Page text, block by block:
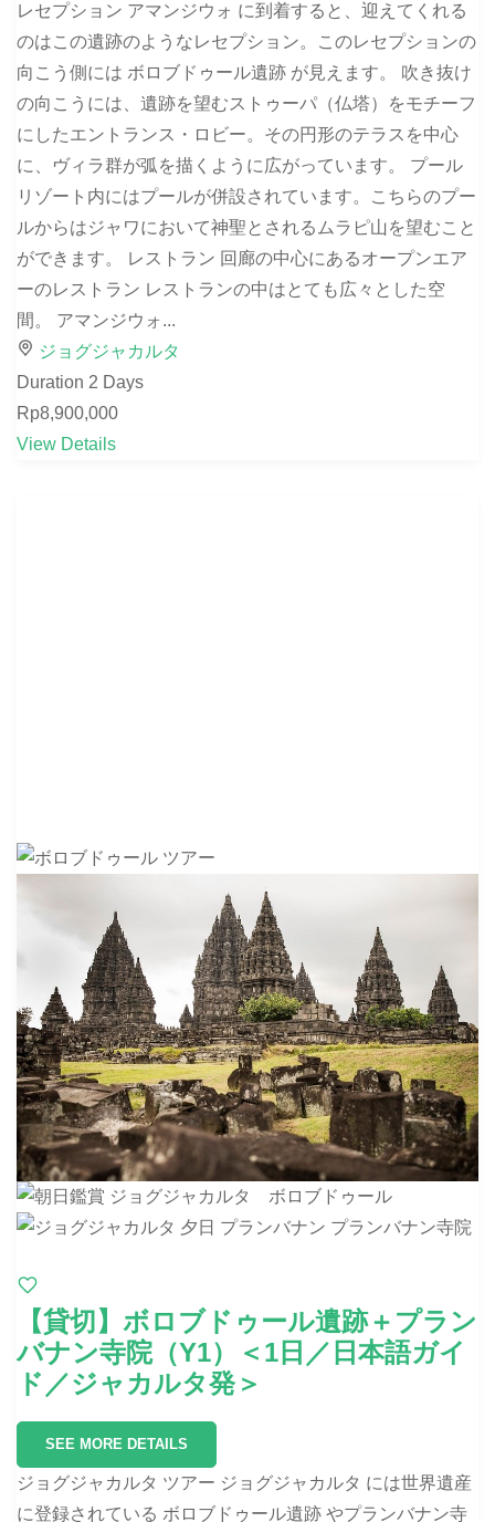
レセプション アマンジウォ に到着すると、迎えてくれる
のはこの遺跡のようなレセプション。このレセプションの
向こう側には ボロブドゥール遺跡 が見えます。 吹き抜け
の向こうには、遺跡を望むストゥーパ（仏塔）をモチーフ
にしたエントランス・ロビー。その円形のテラスを中心
に、ヴィラ群が弧を描くように広がっています。 プール
リゾート内にはプールが併設されています。こちらのプー
ルからはジャワにおいて神聖とされるムラピ山を望むこと
ができます。 レストラン 回廊の中心にあるオープンエア
ーのレストラン レストランの中はとても広々とした空
間。 アマンジウォ...
ジョグジャカルタ
Duration 2 Days
Rp8,900,000
View Details
【貸切】ボロブドゥール遺跡＋プラン
バナン寺院（Y1）＜1日／日本語ガイ
ド／ジャカルタ発＞
SEE MORE DETAILS
ジョグジャカルタ ツアー ジョグジャカルタ には世界遺産
に登録されている ボロブドゥール遺跡 やプランバナン寺